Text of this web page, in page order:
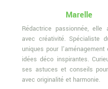
Marelle
Rédactrice passionnée,
avec créativité. Spécialiste
uniques pour
idées déco inspirantes.
ses astuces et conseils
avec originalité et harmonie.